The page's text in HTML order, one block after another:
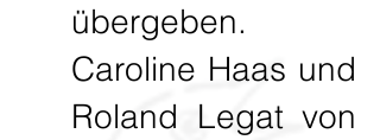
übergeben.
Caroline Haas und
Roland Legat von